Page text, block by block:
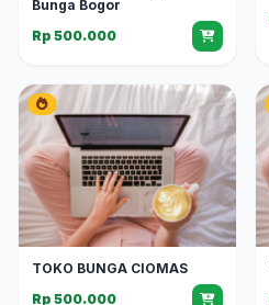
Bunga Bogor
Rp 500.000
TOKO BUNGA CIOMAS
Rp 500.000